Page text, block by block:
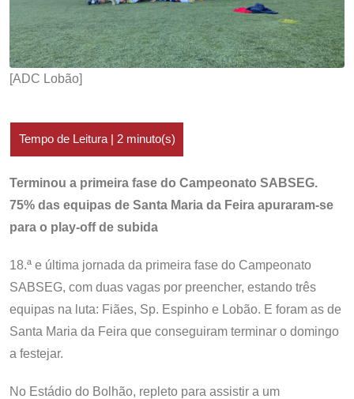
[ADC Lobão]
Terminou a primeira fase do Campeonato SABSEG.
75% das equipas de Santa Maria da Feira apuraram-se
para o play-off de subida
18.ª e última jornada da primeira fase do Campeonato
SABSEG, com duas vagas por preencher, estando três
equipas na luta: Fiães, Sp. Espinho e Lobão. E foram as de
Santa Maria da Feira que conseguiram terminar o domingo
a festejar.
No Estádio do Bolhão, repleto para assistir a um